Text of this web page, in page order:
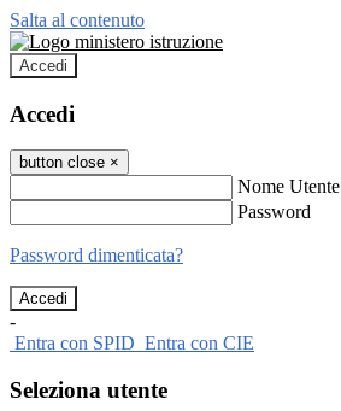
Salta al contenuto
Accedi
Accedi
button close ×
Nome Utente
Password
Password dimenticata?
-
Entra con SPID Entra con CIE
Seleziona utente